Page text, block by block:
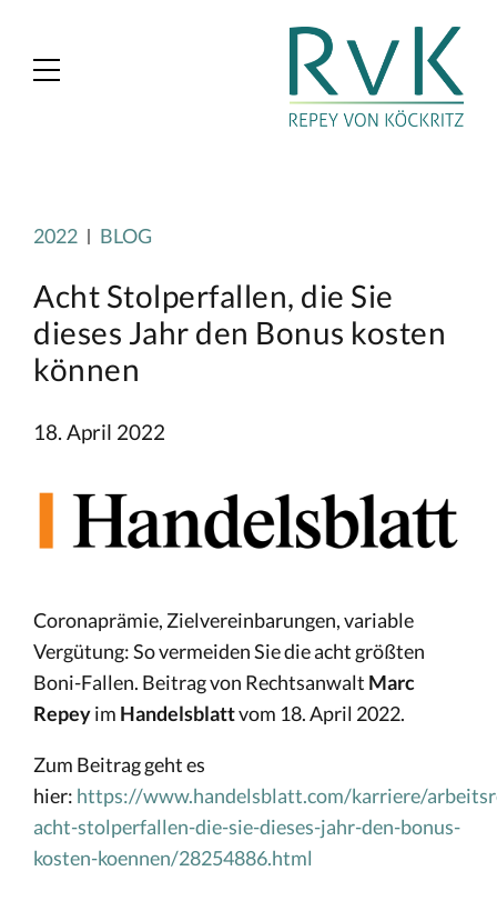
2022 BLOG
Acht Stolperfallen, die Sie
dieses Jahr den Bonus kosten
können
18. April 2022
Coronaprämie, Zielvereinbarungen, variable
Vergütung: So vermeiden Sie die acht größten
Boni-Fallen. Beitrag von Rechtsanwalt Marc
Repeyim Handelsblattvom 18. April 2022.
Zum Beitrag geht es
hier: https://www.handelsblatt.com/karriere/
acht-stolperfallen-die-sie-dieses-jahr-den-bonus-
kosten-koennen/28254886.html